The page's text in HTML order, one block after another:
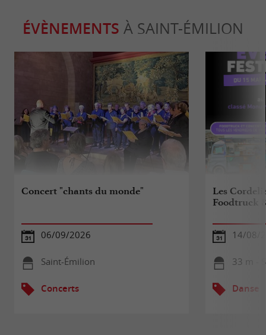
ÉVÈNEMENTS À SAINT-ÉMILION
Concert "chants du monde"
06/09/2026
Saint-Émilion
Concerts
Les
Foodtruck
14/08/
33 m -
Danse